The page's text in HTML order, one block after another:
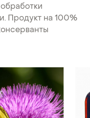
Продукт на 100%